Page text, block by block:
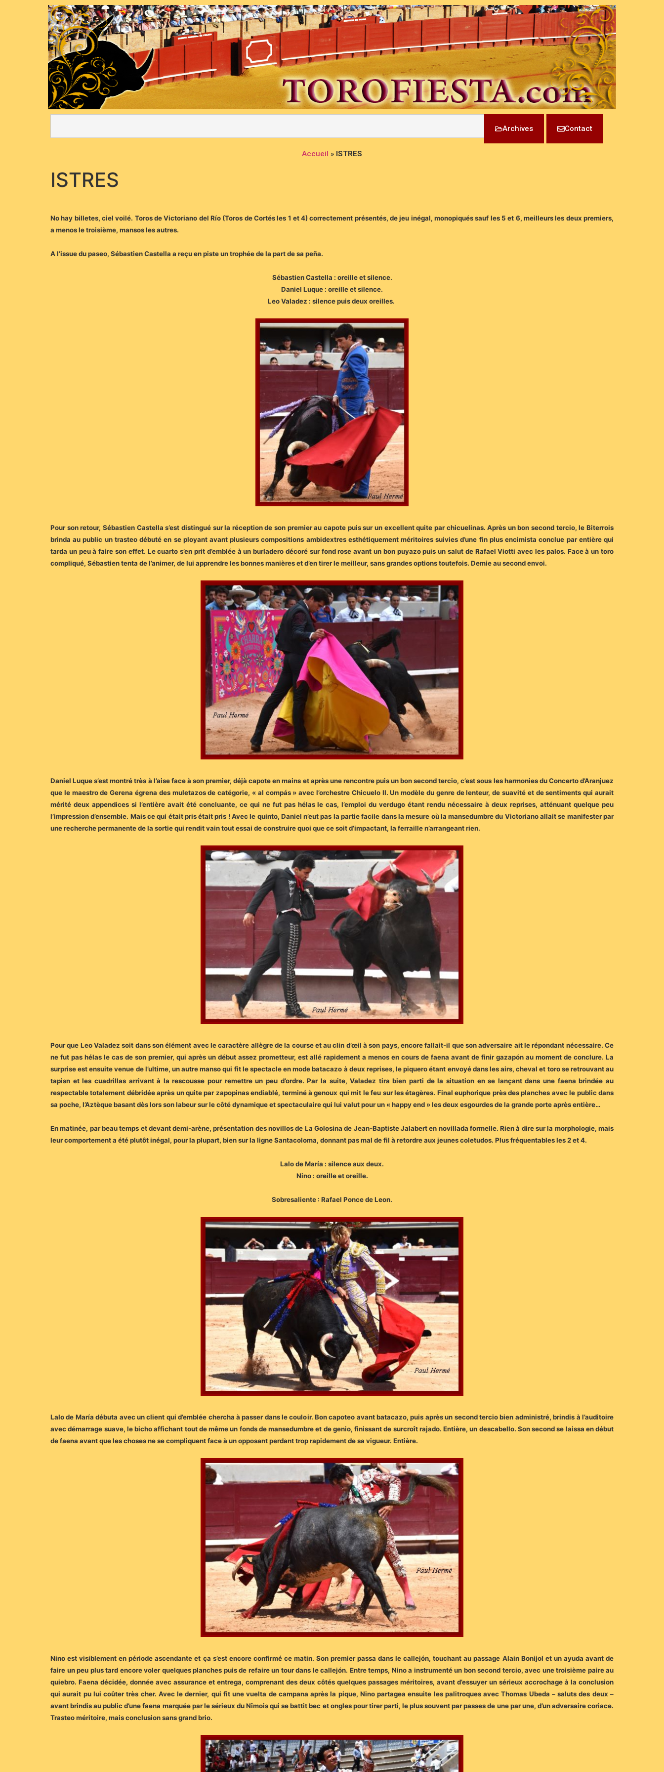
Archives Contact
Accueil » ISTRES
ISTRES
No hay billetes, ciel voilé. Toros de Victoriano del Río (Toros de Cortés les 1 et 4) correctement présentés, de jeu inégal, monopiqués sauf les 5 et 6, meilleurs les deux premiers,
a menos le troisième, mansos les autres.
A l’issue du paseo, Sébastien Castella a reçu en piste un trophée de la part de sa peña.
Sébastien Castella : oreille et silence.
Daniel Luque : oreille et silence.
Leo Valadez : silence puis deux oreilles.
Pour son retour, Sébastien Castella s’est distingué sur la réception de son premier au capote puis sur un excellent quite par chicuelinas. Après un bon second tercio, le Biterrois
brinda au public un trasteo débuté en se ployant avant plusieurs compositions ambidextres esthétiquement méritoires suivies d’une fin plus encimista conclue par entière qui
tarda un peu à faire son effet. Le cuarto s’en prit d’emblée à un burladero décoré sur fond rose avant un bon puyazo puis un salut de Rafael Viotti avec les palos. Face à un toro
compliqué, Sébastien tenta de l’animer, de lui apprendre les bonnes manières et d’en tirer le meilleur, sans grandes options toutefois. Demie au second envoi.
Daniel Luque s’est montré très à l’aise face à son premier, déjà capote en mains et après une rencontre puis un bon second tercio, c’est sous les harmonies du Concerto d’Aranjuez
que le maestro de Gerena égrena des muletazos de catégorie, « al compás » avec l’orchestre Chicuelo II. Un modèle du genre de lenteur, de suavité et de sentiments qui aurait
mérité deux appendices si l’entière avait été concluante, ce qui ne fut pas hélas le cas, l’emploi du verdugo étant rendu nécessaire à deux reprises, atténuant quelque peu
l’impression d’ensemble. Mais ce qui était pris était pris ! Avec le quinto, Daniel n’eut pas la partie facile dans la mesure où la mansedumbre du Victoriano allait se manifester par
une recherche permanente de la sortie qui rendit vain tout essai de construire quoi que ce soit d’impactant, la ferraille n’arrangeant rien.
Pour que Leo Valadez soit dans son élément avec le caractère allègre de la course et au clin d’œil à son pays, encore fallait-il que son adversaire ait le répondant nécessaire. Ce
ne fut pas hélas le cas de son premier, qui après un début assez prometteur, est allé rapidement a menos en cours de faena avant de finir gazapón au moment de conclure. La
surprise est ensuite venue de l’ultime, un autre manso qui fit le spectacle en mode batacazo à deux reprises, le piquero étant envoyé dans les airs, cheval et toro se retrouvant au
tapisn et les cuadrillas arrivant à la rescousse pour remettre un peu d’ordre. Par la suite, Valadez tira bien parti de la situation en se lançant dans une faena brindée au
respectable totalement débridée après un quite par zapopinas endiablé, terminé à genoux qui mit le feu sur les étagères. Final euphorique près des planches avec le public dans
sa poche, l’Aztèque basant dès lors son labeur sur le côté dynamique et spectaculaire qui lui valut pour un « happy end » les deux esgourdes de la grande porte après entière…
En matinée, par beau temps et devant demi-arène, présentation des novillos de La Golosina de Jean-Baptiste Jalabert en novillada formelle. Rien à dire sur la morphologie, mais
leur comportement a été plutôt inégal, pour la plupart, bien sur la ligne Santacoloma, donnant pas mal de fil à retordre aux jeunes coletudos. Plus fréquentables les 2 et 4.
Lalo de María : silence aux deux.
Nino : oreille et oreille.
Sobresaliente : Rafael Ponce de Leon.
Lalo de María débuta avec un client qui d’emblée chercha à passer dans le couloir. Bon capoteo avant batacazo, puis après un second tercio bien administré, brindis à l’auditoire
avec démarrage suave, le bicho affichant tout de même un fonds de mansedumbre et de genio, finissant de surcroît rajado. Entière, un descabello. Son second se laissa en début
de faena avant que les choses ne se compliquent face à un opposant perdant trop rapidement de sa vigueur. Entière.
Nino est visiblement en période ascendante et ça s’est encore confirmé ce matin. Son premier passa dans le callejón, touchant au passage Alain Bonijol et un ayuda avant de
faire un peu plus tard encore voler quelques planches puis de refaire un tour dans le callejón. Entre temps, Nino a instrumenté un bon second tercio, avec une troisième paire au
quiebro. Faena décidée, donnée avec assurance et entrega, comprenant des deux côtés quelques passages méritoires, avant d’essuyer un sérieux accrochage à la conclusion
qui aurait pu lui coûter très cher. Avec le dernier, qui fit une vuelta de campana après la pique, Nino partagea ensuite les palitroques avec Thomas Ubeda – saluts des deux –
avant brindis au public d’une faena marquée par le sérieux du Nîmois qui se battit bec et ongles pour tirer parti, le plus souvent par passes de une par une, d’un adversaire coriace.
Trasteo méritoire, mais conclusion sans grand brio.